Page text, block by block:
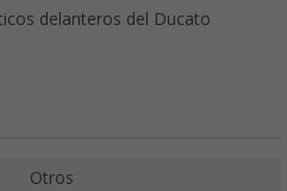
delanteros del Ducato
Otros